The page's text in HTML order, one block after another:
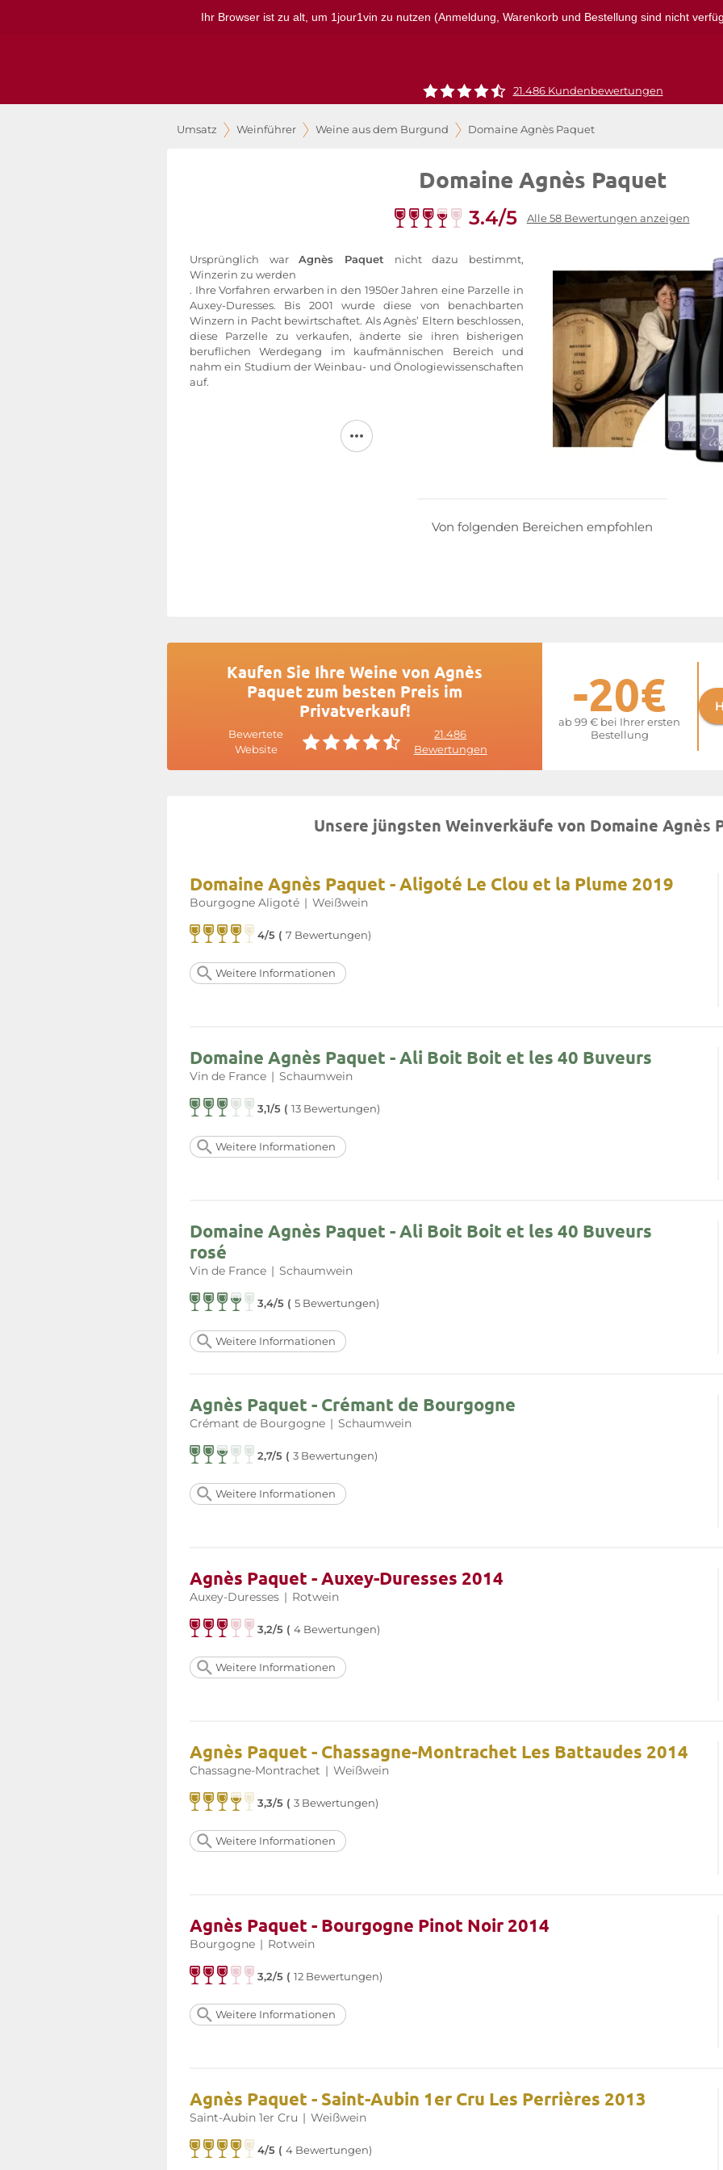
Ihr Browser ist zu alt, um 1jour1vin zu nutzen (Anmeldung, Warenkorb und Bestellung sind nicht
21.486 Kundenbewertungen
Umsatz Weinführer Weine aus dem Burgund Domaine Agnès Paquet
Domaine Agnès Paquet
3.4/5 Alle 58 Bewertungen anzeigen
Ursprünglich warAgnès Paquet nicht dazu bestimmt,
Winzerin zu werden
. Ihre Vorfahren erwarben in den 1950er Jahren eine Parzelle in
Auxey-Duresses. Bis 2001 wurde diese von benachbarten
Winzern in Pacht bewirtschaftet. Als Agnès’ Eltern beschlossen,
diese Parzelle zu verkaufen, änderte sie ihren bisherigen
beruflichen Werdegang im kaufmännischen Bereich und
nahm ein Studium der Weinbau- und Önologiewissenschaften
auf.
Bodenbearbeitung, moderate Erträge, integrierter
Pflanzenschutz, Handarbeit in den Weinbergen … All dies mit
Paquet
Von folgenden Bereichen empfohlen
Kaufen Sie Ihre Weine von Agnès
Paquet zum besten Preis im
Privatverkauf!
Bewertete
Website
21.486
Bewertungen
-20€
ab 99 € bei Ihrer ersten
Bestellung
Unsere jüngsten Weinverkäufe von Domaine Agnès
Domaine Agnès Paquet - Aligoté Le Clou et la Plume 2019
Bourgogne Aligoté | Weißwein
4/5 (7 Bewertungen)
Weitere Informationen
Domaine Agnès Paquet - Ali Boit Boit et les 40 Buveurs
Vin de France | Schaumwein
3,1/5 (13 Bewertungen)
Weitere Informationen
Domaine Agnès Paquet - Ali Boit Boit et les 40 Buveurs
rosé
Vin de France | Schaumwein
3,4/5 (5 Bewertungen)
Weitere Informationen
Agnès Paquet - Crémant de Bourgogne
Crémant de Bourgogne | Schaumwein
2,7/5 (3 Bewertungen)
Weitere Informationen
Agnès Paquet - Auxey-Duresses 2014
Auxey-Duresses | Rotwein
3,2/5 (4 Bewertungen)
Weitere Informationen
Agnès Paquet - Chassagne-Montrachet Les Battaudes 2014
Chassagne-Montrachet | Weißwein
3,3/5 (3 Bewertungen)
Weitere Informationen
Agnès Paquet - Bourgogne Pinot Noir 2014
Bourgogne | Rotwein
3,2/5 (12 Bewertungen)
Weitere Informationen
Agnès Paquet - Saint-Aubin 1er Cru Les Perrières 2013
Saint-Aubin 1er Cru | Weißwein
4/5 (4 Bewertungen)